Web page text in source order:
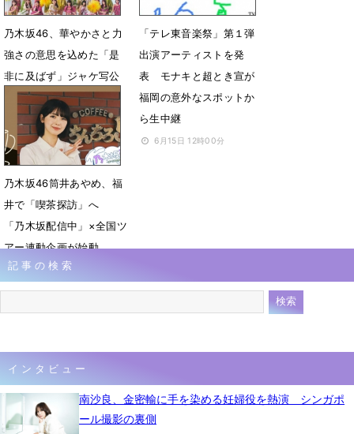
乃木坂46、華やかさと力
強さの意思を込めた「是
非に及ばず」ジャケ写公
6月22日 12時06分
「テレ東音楽祭」第１弾
出演アーティストを発
表 モナキと超とき宣が
福岡の意外なスポットか
ら生中継
6月15日 12時00分
乃木坂46筒井あやめ、福
井で「喫茶探訪」へ
「乃木坂配信中」×全国ツ
アー連動企画が始動
6月8日 23時24分
記事の検索
インタビュー
南沙良、金密輸に手を染める妊婦役を熱演 シンガポ
ール撮影の裏側